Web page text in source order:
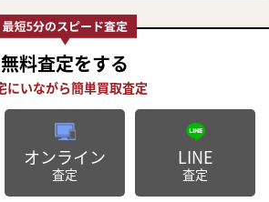
無料査定をする
オンライン
査定
LINE
査定